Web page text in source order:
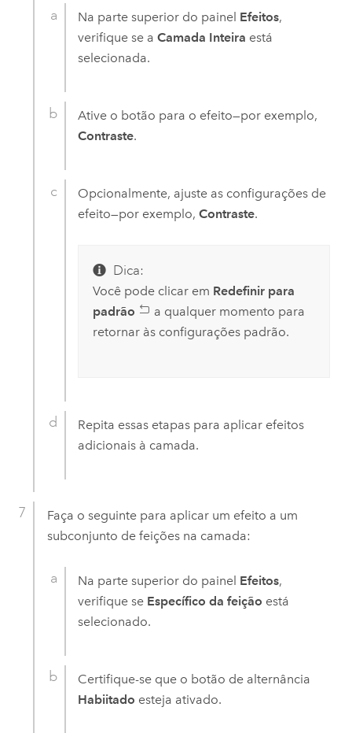
Na parte superior do painel Efeitos,
verifique se aCamada Inteira está
selecionada.
Ative o botão para o efeito—por exemplo,
Contraste.
Opcionalmente, ajuste as configurações de
efeito—por exemplo,Contraste.
Dica:
Você pode clicar em Redefinir para
padrão
a qualquer momento para
retornar às configurações padrão.
Repita essas etapas para aplicar efeitos
adicionais à camada.
Faça o seguinte para aplicar um efeito a um
subconjunto de feições na camada:
Na parte superior do painel Efeitos,
verifique se Específico da feição está
selecionado.
Certifique-se que o botão de alternância
Habiitado esteja ativado.